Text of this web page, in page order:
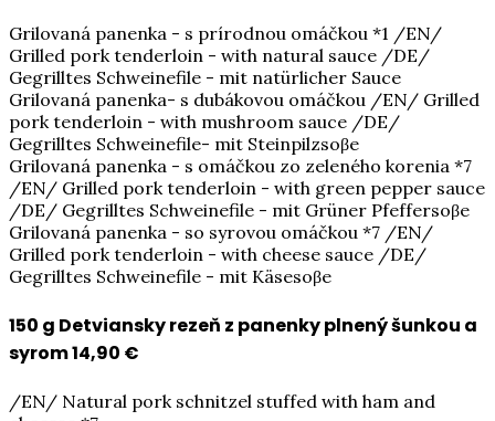
Grilovaná panenka - s prírodnou omáčkou *1 /EN/
Grilled pork tenderloin - with natural sauce /DE/
Gegrilltes Schweinefile - mit natürlicher Sauce
Grilovaná panenka- s dubákovou omáčkou /EN/ Grilled
pork tenderloin - with mushroom sauce /DE/
Gegrilltes Schweinefile- mit Steinpilzsoβe
Grilovaná panenka - s omáčkou zo zeleného korenia *7
/EN/ Grilled pork tenderloin - with green pepper sauce
/DE/ Gegrilltes Schweinefile - mit Grüner Pfeffersoβe
Grilovaná panenka - so syrovou omáčkou *7 /EN/
Grilled pork tenderloin - with cheese sauce /DE/
Gegrilltes Schweinefile - mit Käsesoβe
150 g Detviansky rezeň z panenky plnený šunkou a
syrom14,90 €
/EN/ Natural pork schnitzel stuffed with ham and